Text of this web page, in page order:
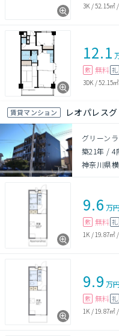
3K /52.15㎡ /
12.1
敷 無料 礼
3DK /52.15㎡
賃貸マンション レオパレス
グリーン
築21年 /4
神奈川県
9.6 万
敷 無料 礼
1K / 19.87㎡ /
9.9 万
敷 無料 礼
1K / 19.87㎡ /